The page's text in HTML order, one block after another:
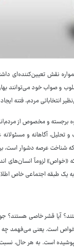
نقش تعیین‌کننده‌ای
خود می‌توانند بهار
و مخصوص از
تحلیل، آگاهانه و
که شناخت عرصه دشوار
که «خواص» لزوماً
به یک طبقه اجتماعی خاص
آیا قشر خاصی هستند؟
است. یعنی می‌فهمد چه
است. به هر حال،